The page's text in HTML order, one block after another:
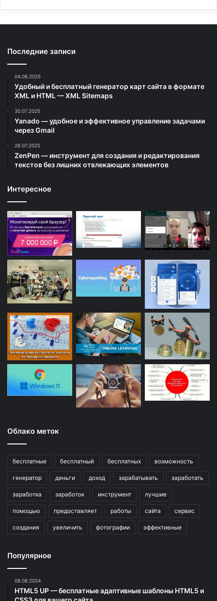
Последние записи
04.08.2025
Удобный и бесплатный генератор карт сайта в формате
XML и HTML — XML Sitemaps
30.07.2025
Yanado — удобное и эффективное управление задачами
через Gmail
28.07.2025
ZenPen — инструмент для создания и редактирования
текстов без лишних отвлекающих элементов
Интересное
Облако меток
бесплатные бесплатный бесплатных возможность
генератор деньги доход зарабатывать заработать
заработка заработок инструмент лучшие
помощью предоставляет работы сайта сервис
создания увеличить фотографии эффективные
Популярное
08.08.2024
HTML5 UP — бесплатные адаптивные шаблоны HTML5 и